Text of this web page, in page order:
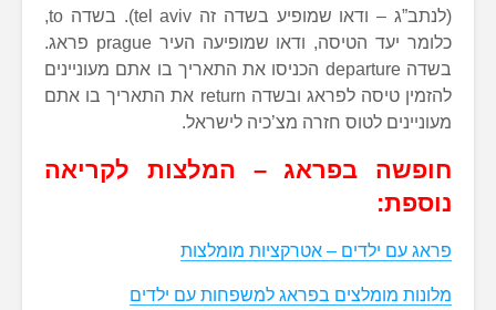
(לנתב”ג – ודאו שמופיע בשדה זה tel aviv). בשדה to,
כלומר יעד הטיסה, ודאו שמופיעה העיר prague פראג.
בשדה departure הכניסו את התאריך בו אתם מעוניינים
להזמין טיסה לפראג ובשדה return את התאריך בו אתם
מעוניינים לטוס חזרה מצ’כיה לישראל.
חופשה בפראג – המלצות לקריאה
נוספת:
פראג עם ילדים – אטרקציות מומלצות
מלונות מומלצים בפראג למשפחות עם ילדים